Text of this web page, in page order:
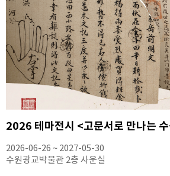
2026 테마전시 <고문서로 만나는
2026-06-26 ~ 2027-05-30
수원광교박물관 2층 사운실